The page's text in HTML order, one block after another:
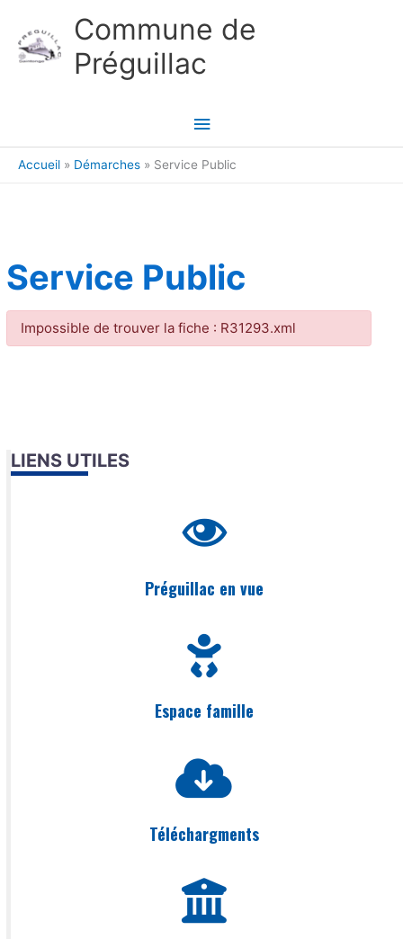
Commune de
Préguillac
Menu
principal
Accueil Démarches Service Public
Service Public
Impossible de trouver la fiche : R31293.xml
LIENS UTILES
Préguillac en vue
Espace famille
Téléchargments